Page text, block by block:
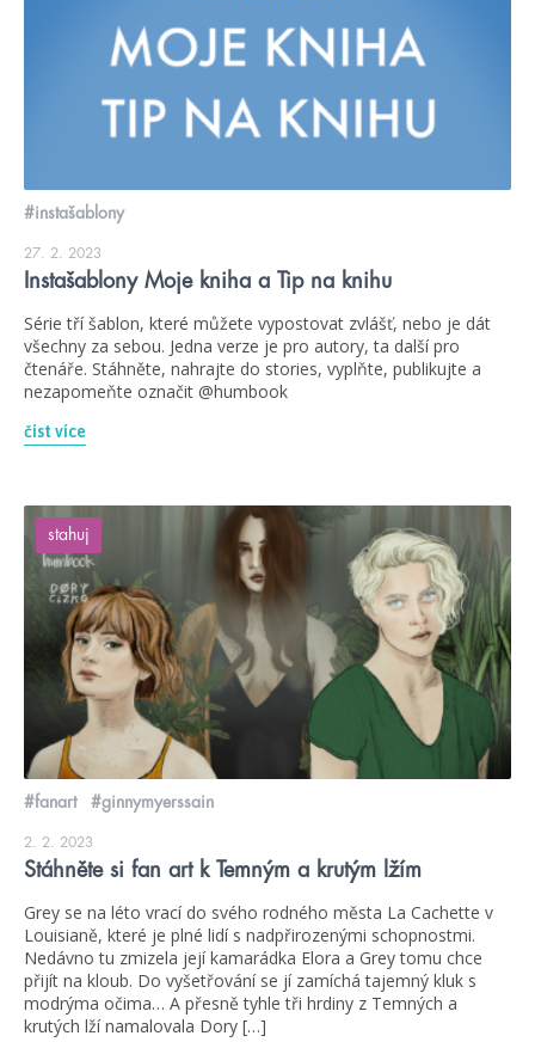
#instašablony
27. 2. 2023
Instašablony Moje kniha a Tip na knihu
Série tří šablon, které můžete vypostovat zvlášť, nebo je dát
všechny za sebou. Jedna verze je pro autory, ta další pro
čtenáře. Stáhněte, nahrajte do stories, vyplňte, publikujte a
nezapomeňte označit @humbook
číst více
stahuj
#fanart #ginnymyerssain
2. 2. 2023
Stáhněte si fan art k Temným a krutým lžím
Grey se na léto vrací do svého rodného města La Cachette v
Louisianě, které je plné lidí s nadpřirozenými schopnostmi.
Nedávno tu zmizela její kamarádka Elora a Grey tomu chce
přijít na kloub. Do vyšetřování se jí zamíchá tajemný kluk s
modrýma očima… A přesně tyhle tři hrdiny z Temných a
krutých lží namalovala Dory […]